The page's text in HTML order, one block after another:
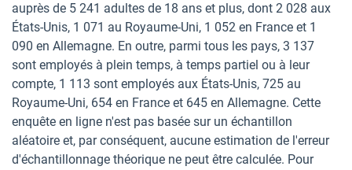
auprès de 5 241 adultes de 18 ans et plus, dont 2 028 aux
États-Unis, 1 071 au Royaume-Uni, 1 052 en France et 1
090 en Allemagne. En outre, parmi tous les pays, 3 137
sont employés à plein temps, à temps partiel ou à leur
compte, 1 113 sont employés aux États-Unis, 725 au
Royaume-Uni, 654 en France et 645 en Allemagne. Cette
enquête en ligne n'est pas basée sur un échantillon
aléatoire et, par conséquent, aucune estimation de l'erreur
d'échantillonnage théorique ne peut être calculée. Pour